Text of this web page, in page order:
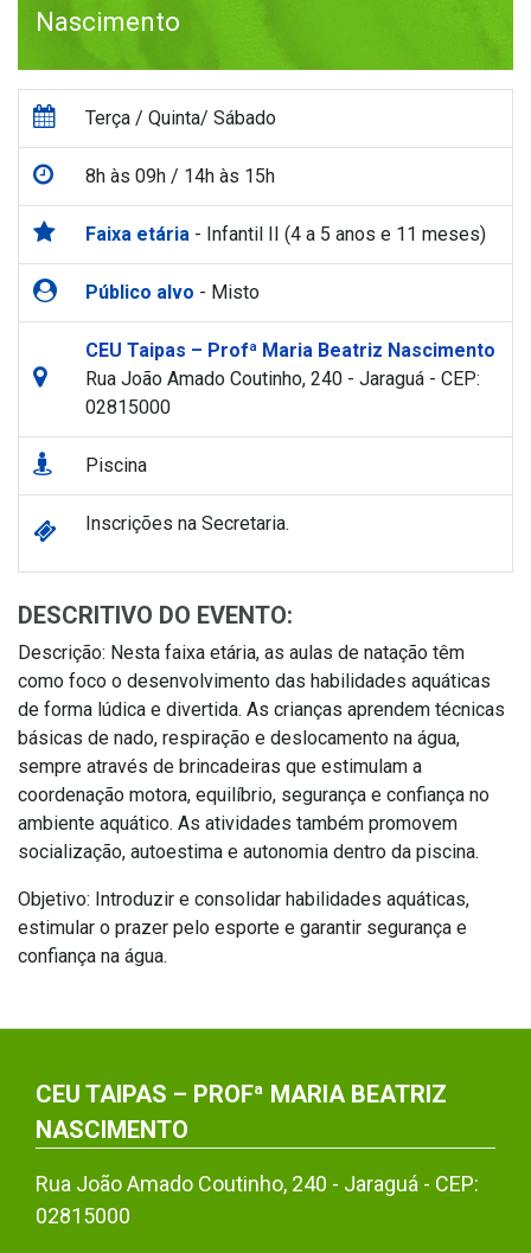
Nascimento
Terça / Quinta/ Sábado
8h às 09h / 14h às 15h
Faixa etária - Infantil II (4 a 5 anos e 11 meses)
Público alvo - Misto
CEU Taipas – Profª Maria Beatriz Nascimento
Rua João Amado Coutinho, 240 - Jaraguá - CEP:
02815000
Piscina
Inscrições na Secretaria.
DESCRITIVO DO EVENTO:
Descrição: Nesta faixa etária, as aulas de natação têm
como foco o desenvolvimento das habilidades aquáticas
de forma lúdica e divertida. As crianças aprendem técnicas
básicas de nado, respiração e deslocamento na água,
sempre através de brincadeiras que estimulam a
coordenação motora, equilíbrio, segurança e confiança no
ambiente aquático. As atividades também promovem
socialização, autoestima e autonomia dentro da piscina.
Objetivo: Introduzir e consolidar habilidades aquáticas,
estimular o prazer pelo esporte e garantir segurança e
confiança na água.
CEU TAIPAS – PROFª MARIA BEATRIZ
NASCIMENTO
Rua João Amado Coutinho, 240 - Jaraguá - CEP:
02815000